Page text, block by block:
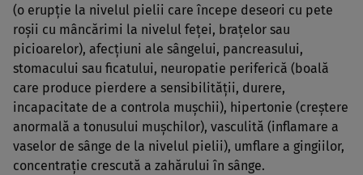
(o erupţie la nivelul pielii care începe deseori cu pete
roşii cu mâncărimi la nivelul feţei, braţelor sau
picioarelor), afecţiuni ale sângelui, pancreasului,
stomacului sau ficatului, neuropatie periferică (boală
care produce pierdere a sensibilităţii, durere,
incapacitate de a controla muşchii), hipertonie (creştere
anormală a tonusului muşchilor), vasculită (inflamare a
vaselor de sânge de la nivelul pielii), umflare a gingiilor,
concentraţie crescută a zahărului în sânge.